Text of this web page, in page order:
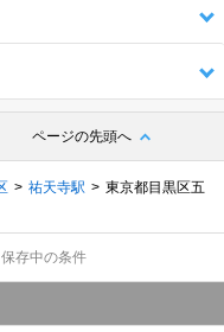
ページの先頭へ
祐天寺駅
東京都目黒区五
保存中の条件